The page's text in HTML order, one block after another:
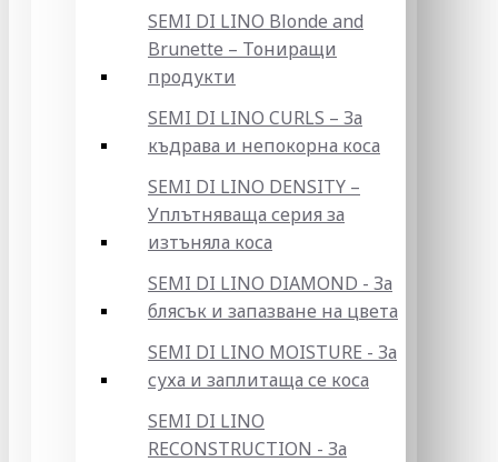
SEMI DI LINO Blonde and
Brunette – Тониращи
продукти
SEMI DI LINO CURLS – За
къдрава и непокорна коса
SEMI DI LINO DENSITY –
Уплътняваща серия за
изтъняла коса
SEMI DI LINO DIAMOND - За
блясък и запазване на цвета
SEMI DI LINO MOISTURE - За
суха и заплитаща се коса
SEMI DI LINO
RECONSTRUCTION - За